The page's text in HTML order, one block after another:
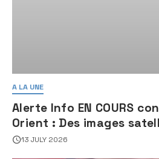
A LA UNE
Alerte Info EN COURS
Orient : Des images
une activité jugée «
13 JULY 2026